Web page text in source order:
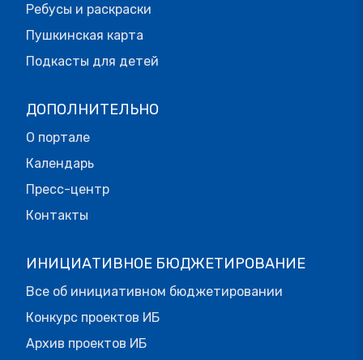
Ребусы и раскраски
Пушкинская карта
Подкасты для детей
ДОПОЛНИТЕЛЬНО
О портале
Календарь
Пресс-центр
Контакты
ИНИЦИАТИВНОЕ БЮДЖЕТИРОВАНИЕ
Все об инициативном бюджетировании
Конкурс проектов ИБ
Архив проектов ИБ